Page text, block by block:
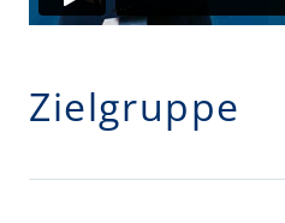
Zielgruppe